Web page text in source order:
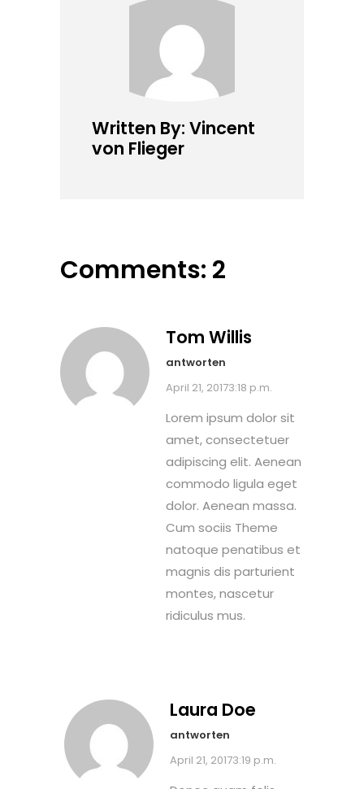
Written By: Vincent
von Flieger
Comments: 2
Tom Willis
antworten
April 21, 20173:18 p.m.
Lorem ipsum dolor sit
amet, consectetuer
adipiscing elit. Aenean
commodo ligula eget
dolor. Aenean massa.
Cum sociis Theme
natoque penatibus et
magnis dis parturient
montes, nascetur
ridiculus mus.
Laura Doe
antworten
April 21, 20173:19 p.m.